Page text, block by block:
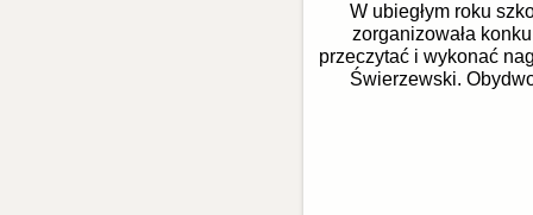
W ubiegłym roku
zorganizowała
przeczytać i wykonać
Świerzewski.